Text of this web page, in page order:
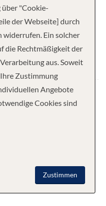
und warmen
Die großen Kabinen,
und französischem
ein. Lassen Sie sich an
über "Cookie-
der Webseite] durch
widerrufen. Ein solcher
die Rechtmäßigkeit der
aus. Soweit
Ihre Zustimmung
Angebote
Cookies sind
Zustimmen